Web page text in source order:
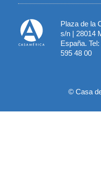
Plaza de la
s/n | 28014
España.
595 48 00
© Casa